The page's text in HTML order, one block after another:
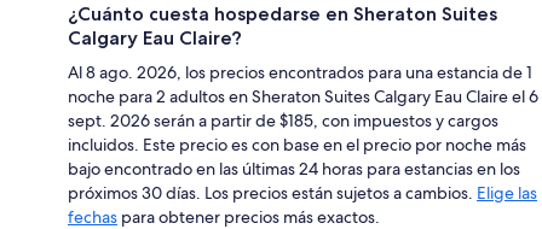
¿Cuánto cuesta hospedarse en Sheraton Suites
Calgary Eau Claire?
Al 8 ago. 2026, los precios encontrados para una estancia de 1
noche para 2 adultos en Sheraton Suites Calgary Eau Claire el 6
sept. 2026 serán a partir de $185, con impuestos y cargos
incluidos. Este precio es con base en el precio por noche más
bajo encontrado en las últimas 24 horas para estancias en los
próximos 30 días. Los precios están sujetos a cambios. Elige las
fechas para obtener precios más exactos.